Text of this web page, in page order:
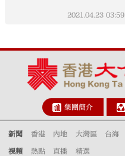
2021.04.23 03:59
集團簡介
新聞 香港 內地 大灣區 台海
視頻 熱點 直播 精選